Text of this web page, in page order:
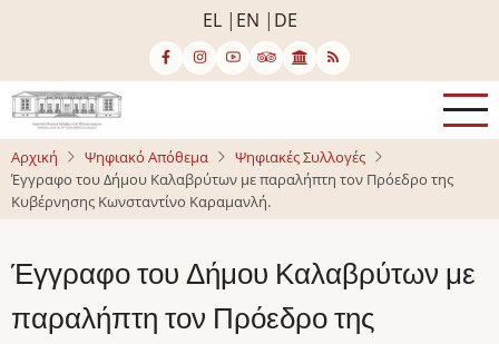
κυρίως
περιεχόμενο
EL EN DE
Αρχική Ψηφιακό Απόθεμα
Ψηφιακές Συλλογές
Έγγραφο του Δήμου Καλαβρύτων με παραλήπτη τον Πρόεδρο της
Κυβέρνησης Κωνσταντίνο Καραμανλή.
Έγγραφο του Δήμου Καλαβρύτων με
παραλήπτη τον Πρόεδρο της